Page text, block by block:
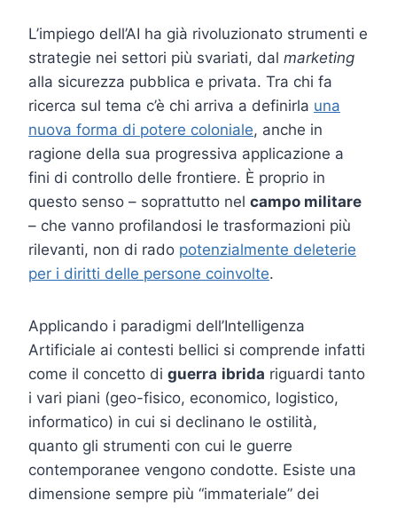
L’impiego dell’AI ha già rivoluzionato strumenti e
strategie nei settori più svariati, dal marketing
alla sicurezza pubblica e privata. Tra chi fa
ricerca sul tema c’è chi arriva a definirla una
nuova forma di potere coloniale, anche in
ragione della sua progressiva applicazione a
fini di controllo delle frontiere. È proprio in
questo senso – soprattutto nel campo militare
– che vanno profilandosi le trasformazioni più
rilevanti, non di rado potenzialmente deleterie
per i diritti delle persone coinvolte.
Applicando i paradigmi dell’Intelligenza
Artificiale ai contesti bellici si comprende infatti
come il concetto di guerra ibrida riguardi tanto
i vari piani (geo-fisico, economico, logistico,
informatico) in cui si declinano le ostilità,
quanto gli strumenti con cui le guerre
contemporanee vengono condotte. Esiste una
dimensione sempre più “immateriale” dei